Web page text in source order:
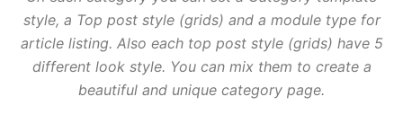
style, a Top post style (grids) and a module type for
article listing. Also each top post style (grids) have 5
different look style. You can mix them to create a
beautiful and unique category page.